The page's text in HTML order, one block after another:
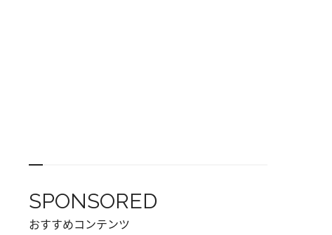
SPONSORED
おすすめコンテンツ